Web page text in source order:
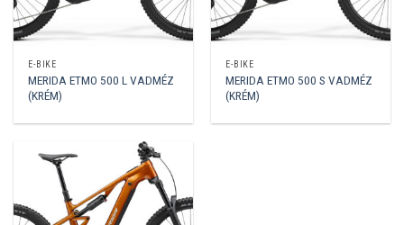
E-BIKE
MERIDA ETMO 500 L VADMÉZ
(KRÉM)
E-BIKE
MERIDA ETMO 500 S VADMÉZ
(KRÉM)